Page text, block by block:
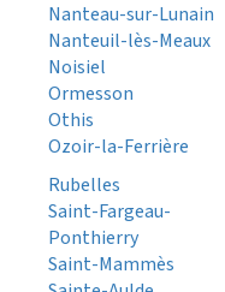
Nanteau-sur-Lunain
Nanteuil-lès-Meaux
Noisiel
Ormesson
Othis
Ozoir-la-Ferrière
Rubelles
Saint-Fargeau-
Ponthierry
Saint-Mammès